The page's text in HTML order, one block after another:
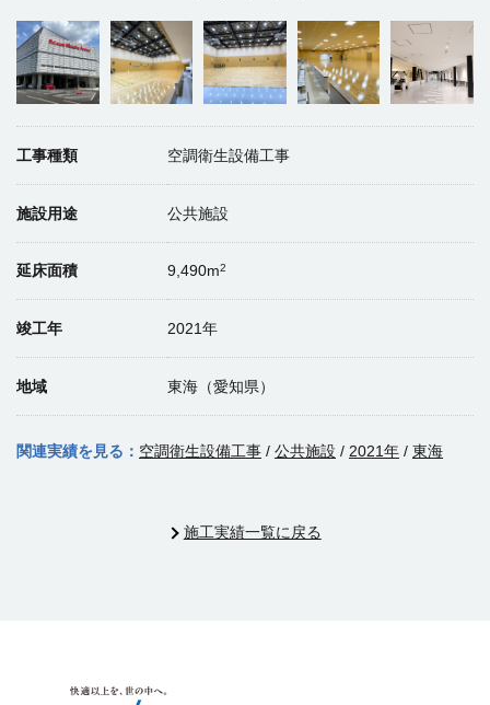
工事種類 空調衛生設備工事
施設用途 公共施設
延床面積 9,490m2
竣工年 2021年
地域 東海（愛知県）
関連実績を見る： 空調衛生設備工事 / 公共施設 / 2021年 / 東海
施工実績一覧に戻る